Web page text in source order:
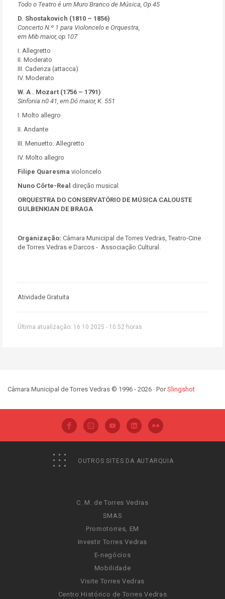
Todo o Teatro é um Muro Branco de Música, Op.45
D. Shostakovich (1810 – 1856)
Concerto N.º 1 para Violoncelo e Orquestra,
em Mib maior, op.107
I. Allegretto
II. Moderato
III. Cadenza (attacca)
IV. Moderato
W. A . Mozart (1756 – 1791)
Sinfonia n0 41, em Dó maior, K. 551
I. Molto allegro
II. Andante
III. Menuetto: Allegretto
IV. Molto allegro
Filipe Quaresma violoncelo
Nuno Côrte-Real direção musical
ORQUESTRA DO CONSERVATÓRIO DE MÚSICA CALOUSTE
GULBENKIAN DE BRAGA
Organização: Câmara Municipal de Torres Vedras, Teatro-Cine
de Torres Vedras e Darcos - Associação Cultural.
Atividade Gratuita
Última atualização: 16.10.2025 - 10:52 horas
Câmara Municipal de Torres Vedras © 1996 - 2026 · PorSlingshot
OUTROS SITES DA AUTARQUIA
C. M. de Torres Vedras
SMAS
Promotorres, EM
Investir Torres Vedras
E-negócios
Mobilidade
Visite Torres Vedras
Centro Histórico de Torres Vedras